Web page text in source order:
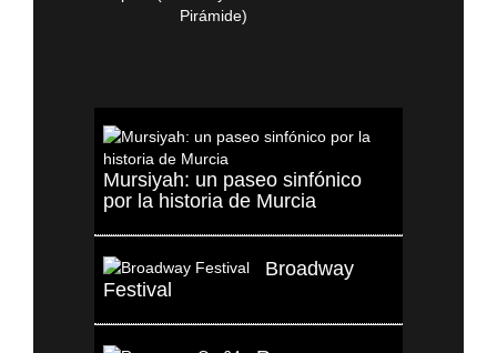
Mursiyah: un paseo sinfónico
por la historia de Murcia
Broadway
Festival